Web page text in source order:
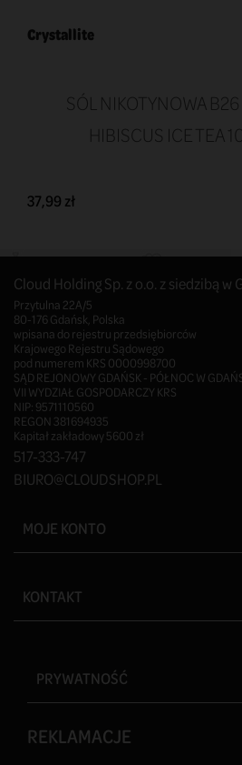
Crystallite
SÓL NIKOTYNOWA
HIBISCUS ICE TEA
37,99 zł
Cloud Holding Sp. z o.o. z siedzibą w
Przytulna 22A/5
80-176 Gdańsk, Polska
wpisana do rejestru przedsiębiorców
Krajowego Rejestru Sądowego
pod numerem KRS 0000998700
SĄD REJONOWY GDAŃSK - PÓŁNOC W
VII WYDZIAŁ GOSPODARCZY KRS
NIP: 9571110560
REGON 381694935
Kapitał zakładowy 5600 zł
517-333-747
BIURO@CLOUDSHOP.PL
MOJE KONTO
KONTAKT
PRYWATNOŚĆ
REKLAMACJE